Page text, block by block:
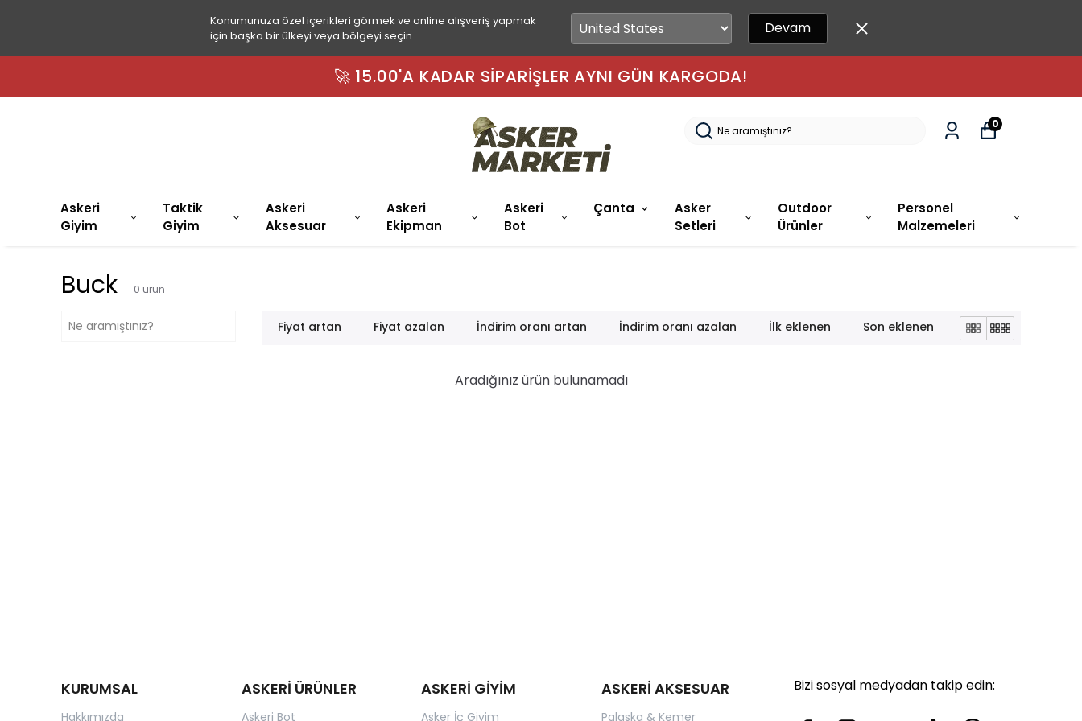
Konumunuza özel içerikleri görmek ve online alışveriş yapmak
için başka bir ülkeyi veya bölgeyi seçin.
Devam
🚀 15.00'A KADAR SIPARIŞLER AYNI GÜN KARGODA!
Askeri
Giyim
Taktik
Giyim
Askeri
Aksesuar
Askeri
Ekipman
Askeri
Bot
Çanta
Asker
Setleri
Outdoor
Ürünler
Personel
Malzemeleri
0
Buck 0 ürün
Fiyat artan Fiyat azalan İndirim oranı artan İndirim oranı azalan İlk eklenen Son eklenen
Aradığınız ürün bulunamadı
KURUMSAL
Hakkımızda
ASKERİ ÜRÜNLER
Askeri Bot
ASKERİ GİYİM
Asker İç Giyim
ASKERİ AKSESUAR
Palaska & Kemer
Bizi sosyal medyadan takip edin: